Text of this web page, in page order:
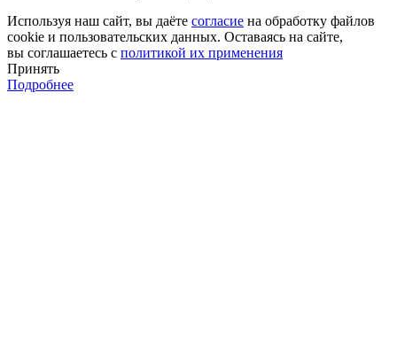
Используя наш сайт, вы даёте согласие на обработку файлов
cookie и пользовательских данных. Оставаясь на сайте,
вы соглашаетесь с политикой их применения
Принять
Подробнее